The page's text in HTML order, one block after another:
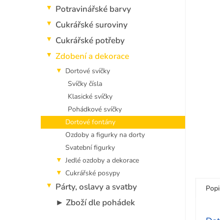
Potravinářské barvy
Cukrářské suroviny
Cukrářské potřeby
Zdobení a dekorace
Dortové svíčky
Svíčky čísla
Klasické svíčky
Pohádkové svíčky
Dortové fontány
Ozdoby a figurky na dorty
Svatební figurky
Jedlé ozdoby a dekorace
Cukrářské posypy
Párty, oslavy a svatby
► Zboží dle pohádek